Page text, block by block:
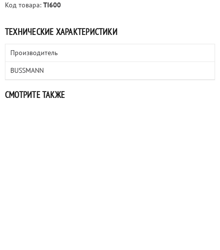
Код товара: TI600
ТЕХНИЧЕСКИЕ ХАРАКТЕРИСТИКИ
Производитель
BUSSMANN
СМОТРИТЕ ТАКЖЕ